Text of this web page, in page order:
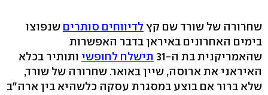
שחרורה של שורד שם קץ לדיווחים סותרים שנפוצו
בימים האחרונים באיראן בדבר האפשרות
שהאמריקנית בת ה-31
תישלח לחופשי ותותיר בכלא
האיראני את ארוסה, שיין באואר. שחרורה של שורד,
שלא ברור אם בוצע במסגרת עסקה כלשהיא בין ארה"ב